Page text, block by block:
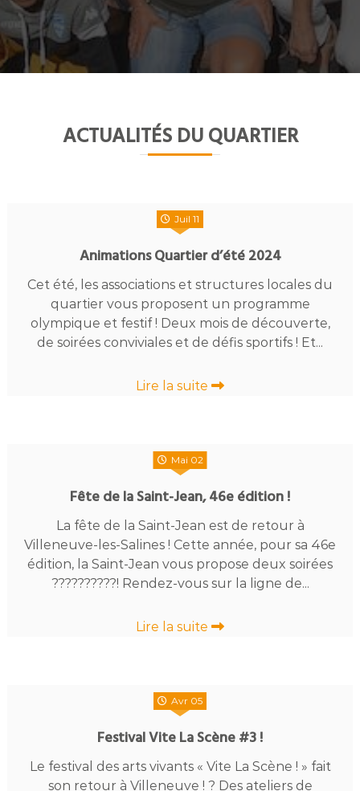
ACTUALITÉS DU QUARTIER
Animations Quartier d’été 2024
Juil 11
Cet été, les associations et structures locales du
quartier vous proposent un programme
olympique et festif ! Deux mois de découverte,
de soirées conviviales et de défis sportifs ! Et...
Lire la suite
Fête de la Saint-Jean, 46e édition !
Mai 02
La fête de la Saint-Jean est de retour à
Villeneuve-les-Salines ! Cette année, pour sa 46e
édition, la Saint-Jean vous propose deux soirées
??????????! Rendez-vous sur la ligne de...
Lire la suite
Festival Vite La Scène #3 !
Avr 05
Le festival des arts vivants « Vite La Scène ! » fait
son retour à Villeneuve ! ? Des ateliers de